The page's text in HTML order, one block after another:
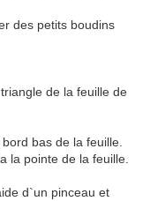
des petits boudins
de la feuille de
bas de la feuille.
la pointe de la feuille.
d`un pinceau et